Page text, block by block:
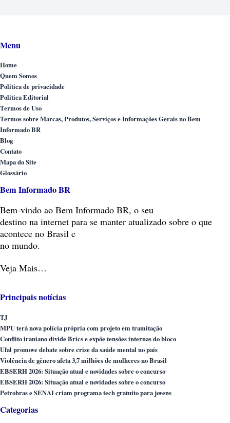
Menu
Home
Quem Somos
Política de privacidade
Politica Editorial
Termos de Uso
Termos sobre Marcas, Produtos, Serviços e Informações Gerais no Bem
Informado BR
Blog
Contato
Mapa do Site
Glossário
Bem Informado BR
Bem-vindo ao Bem Informado BR, o seu
destino na internet para se manter atualizado sobre o que
acontece no Brasil e
no mundo.
Veja Mais…
Principais notícias
TJ
MPU terá nova polícia própria com projeto em tramitação
Conflito iraniano divide Brics e expõe tensões internas do bloco
Ufal promove debate sobre crise da saúde mental no país
Violência de gênero afeta 3,7 milhões de mulheres no Brasil
EBSERH 2026: Situação atual e novidades sobre o concurso
EBSERH 2026: Situação atual e novidades sobre o concurso
Petrobras e SENAI criam programa tech gratuito para jovens
Categorias